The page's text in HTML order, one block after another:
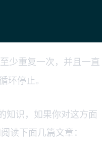
少重复一次，并且一直
环停止。
知识，如果你对这方面
读下面几篇文章：